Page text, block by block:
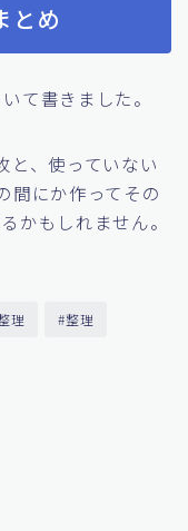
とめ
て書きました。
と、使っていない
間にか作ってその
かもしれません。
理 #整理